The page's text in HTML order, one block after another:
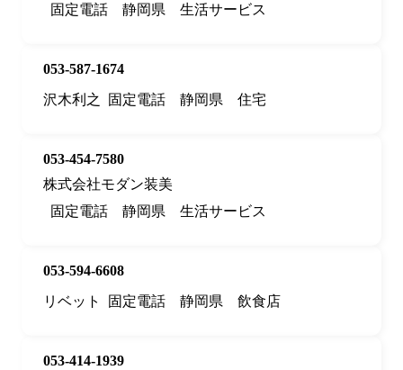
固定電話
静岡県 生活サービス
053-587-1674
沢木利之
固定電話 静岡県 住宅
053-454-7580
株式会社モダン装美
固定電話
静岡県 生活サービス
053-594-6608
リベット
固定電話 静岡県 飲食店
053-414-1939